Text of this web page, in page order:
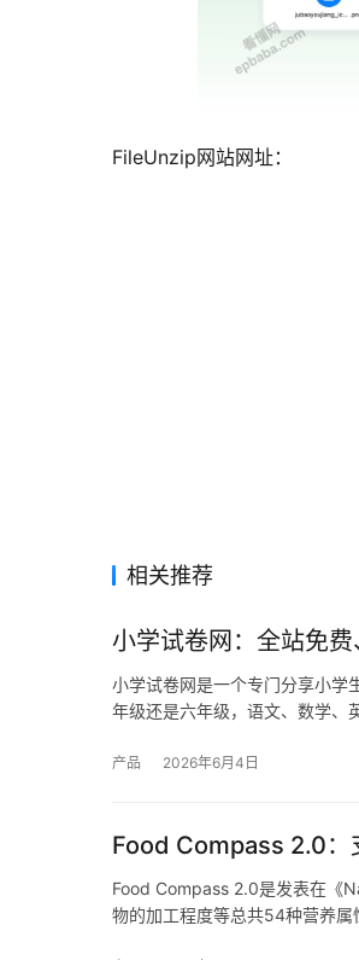
FileUnzip网站网址：
相关推荐
小学试卷网：全站免费
小学试卷网是一个专门分享小学
年级还是六年级，语文、数学、
产品 2026年6月4日
Food Compass 2.0：
Food Compass 2.0是发表在《
物的加工程度等总共54种营养